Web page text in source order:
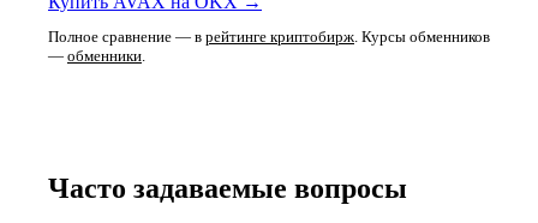
Полное сравнение — в рейтинге криптобирж. Курсы обменников
— обменники.
Часто задаваемые вопросы